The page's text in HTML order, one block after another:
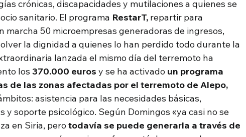
crónicas, discapacidades y mutilaciones a quienes se
sanitario. El programa RestarT, repartir para
marcha 50 microempresas generadoras de ingresos,
la dignidad a quienes lo han perdido todo durante la
lanzada el mismo día del terremoto ha
los 370.000 euros y se ha activado un programa
de las zonas afectadas por el terremoto de Alepo,
asistencia para las necesidades básicas,
y soporte psicológico. Según Domingos «ya casi no se
en Siria, pero todavía se puede generarla a través de